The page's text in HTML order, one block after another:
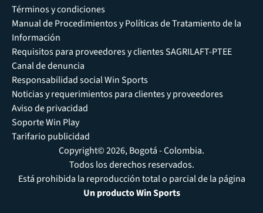
Términos y condiciones
Manual de Procedimientos y Políticas de Tratamiento de la
Información
Requisitos para proveedores y clientes SAGRILAFT-PTEE
Canal de denuncia
Responsabilidad social Win Sports
Noticias y requerimientos para clientes y proveedores
Aviso de privacidad
Soporte Win Play
Tarifario publicidad
Copyright© 2026, Bogotá - Colombia.
Todos los derechos reservados.
Está prohibida la reproducción total o parcial de la página
Un producto Win Sports